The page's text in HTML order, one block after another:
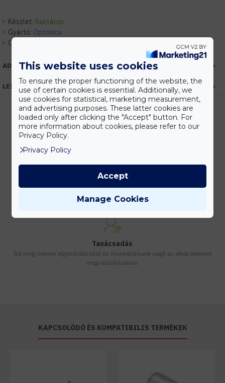
Készlet: Raktáron
Gyártó: Optonica
Cikkszám:
ADATOK
LEÍRÁS
Gyors kiszállítás
Készleten lévő termékeinket akár 24 órán belül megkaphatod!
Tanácsadás
Írd meg nekünk elgondolásodat és munkatársunk segít az elképzeléseid
megvalósításában.
KAPCSOLÓDÓ ÉS KOMPATIBILIS TERMÉKEK
This website uses cookies
To ensure the proper functioning of the website, the
use of certain cookies is essential. Additionally, we
use cookies for statistical, marketing measurement,
and advertising purposes. These latter cookies are
loaded only after clicking the "Accept" button. For
more information about cookies, please refer to our
Privacy Policy.
Privacy Policy
Manage Cookies
Accept